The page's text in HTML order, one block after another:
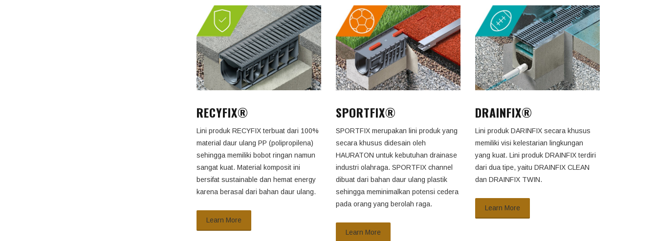
RECYFIX®
Lini produk RECYFIX terbuat dari 100%
material daur ulang PP (polipropilena)
sehingga memiliki bobot ringan namun
sangat kuat. Material komposit ini
bersifat sustainable dan hemat energy
karena berasal dari bahan daur ulang.
Learn More
SPORTFIX®
SPORTFIX merupakan lini produk yang
secara khusus didesain oleh
HAURATON untuk kebutuhan drainase
industri olahraga. SPORTFIX channel
dibuat dari bahan daur ulang plastik
sehingga meminimalkan potensi cedera
pada orang yang berolah raga.
Learn More
DRAINFIX®
Lini produk DARINFIX secara khusus
memiliki visi kelestarian lingkungan
yang kuat. Lini produk DRAINFIX terdiri
dari dua tipe, yaitu DRAINFIX CLEAN
dan DRAINFIX TWIN.
Learn More